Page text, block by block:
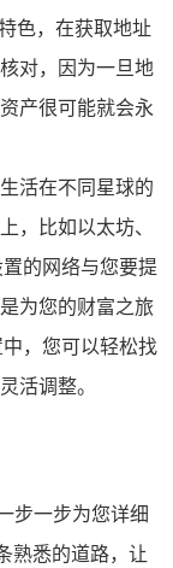
色，在获取地址
对，因为一旦地
产很可能就会永
活在不同星球的
，比如以太坊、
的网络与您要提
为您的财富之旅
，您可以轻松找
活调整。
步一步为您详细
熟悉的道路，让